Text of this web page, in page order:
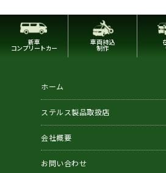
新車
コンプリートカー
車両持込
制作
ホーム
ステルス製品取扱店
会社概要
お問い合わせ